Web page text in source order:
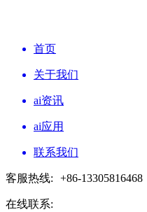
首页
关于我们
ai资讯
ai应用
联系我们
客服热线: +86-13305816468
在线联系: